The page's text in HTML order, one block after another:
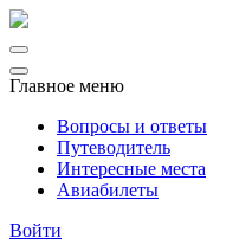
Главное меню
Вопросы и ответы
Путеводитель
Интересные места
Авиабилеты
Войти